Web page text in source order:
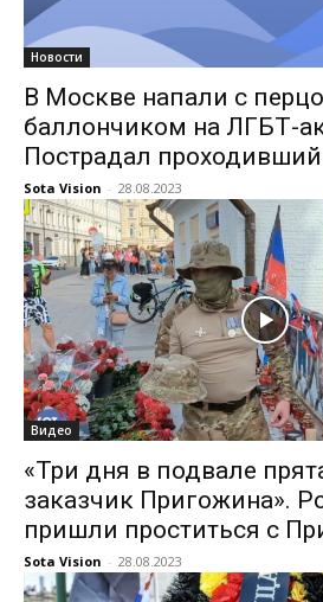
Новости
В Москве напали с
баллончиком на ЛГБТ-
Пострадал
Sota Vision - 28.08.2023
Видео
«Три дня в подвале
заказчик Пригожина».
пришли проститься с
Sota Vision - 28.08.2023